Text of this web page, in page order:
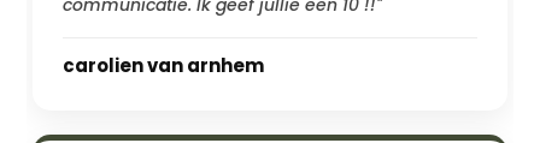
carolien van arnhem